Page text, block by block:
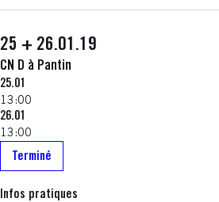
25 + 26.01.19
CN D à Pantin
25.01
13:00
26.01
13:00
Terminé
Infos pratiques